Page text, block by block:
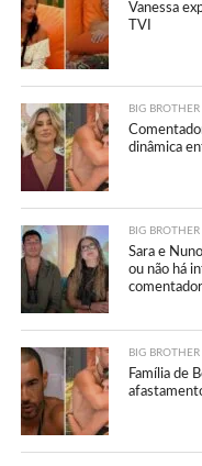
Vanessa
TVI
BIG BROTHER
dinâmica
BIG BROTHER
Sara e
ou não há
BIG BROTHER
Família de